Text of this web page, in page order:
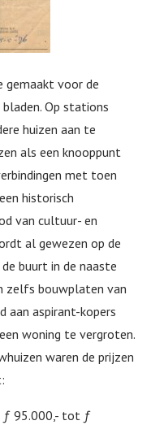
gemaakt voor de
Op stations
huizen aan te
als een knooppunt
met toen
historisch
van cultuur- en
al gewezen op de
buurt in de naaste
zelfs bouwplaten van
aan aspirant-kopers
woning te vergroten.
waren de prijzen
ƒ 95.000,- tot ƒ